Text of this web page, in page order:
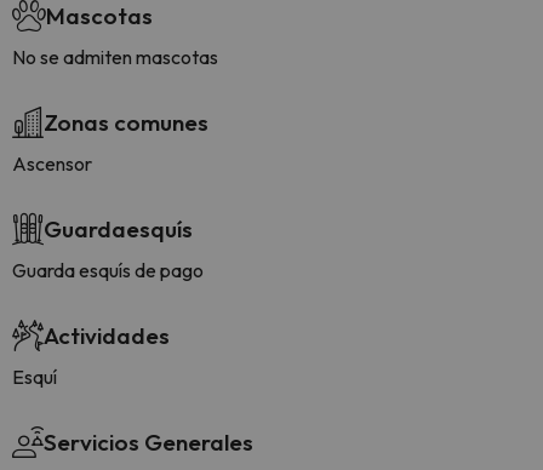
Mascotas
No se admiten mascotas
Zonas comunes
Ascensor
Guardaesquís
Guarda esquís de pago
Actividades
Esquí
Servicios Generales